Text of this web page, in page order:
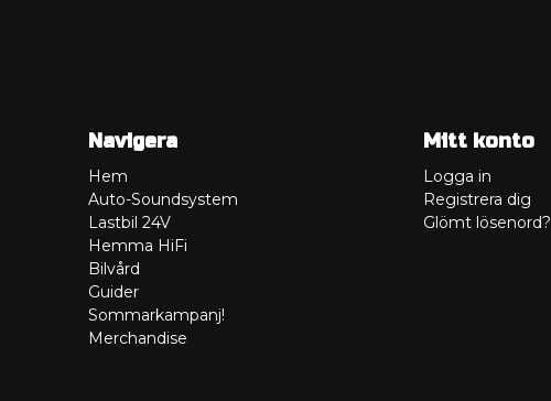
Navigera
Hem
Auto-Soundsystem
Lastbil 24V
Hemma HiFi
Bilvård
Guider
Sommarkampanj!
Merchandise
Mitt konto
Logga in
Registrera dig
Glömt lösenord?